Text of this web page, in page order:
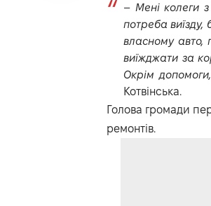
– Мені колеги
потреба виїзду,
власному авто,
виїжджати за
Окрім
Котвінська.
Голова громади
ремонтів.